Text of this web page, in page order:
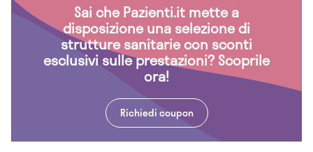
Sai che Pazienti.it mette a
disposizione una selezione di
strutture sanitarie con sconti
esclusivi sulle prestazioni? Scoprile
ora!
Richiedi coupon